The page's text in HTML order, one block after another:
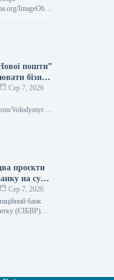
ImageObje
Держава
Серпня 2026
за сім…
пошти”
бізнес
та
на
Сер 7, 2026
Volodymyr.P
з боку
зокрема
логістики,
проєкти
на суму
Сер 7, 2026
банк
(ЄІБВР)